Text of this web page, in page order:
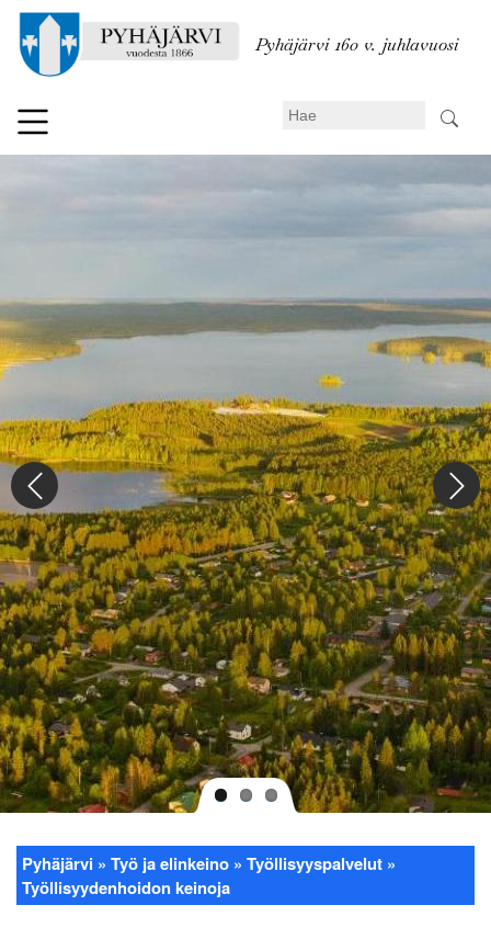
pääsisältöön
Pyhäjärvi 160 v. juhlavuosi
Search
Murupolku
Pyhäjärvi Työ ja elinkeino
Työllisyyspalvelut
Työllisyydenhoidon keinoja